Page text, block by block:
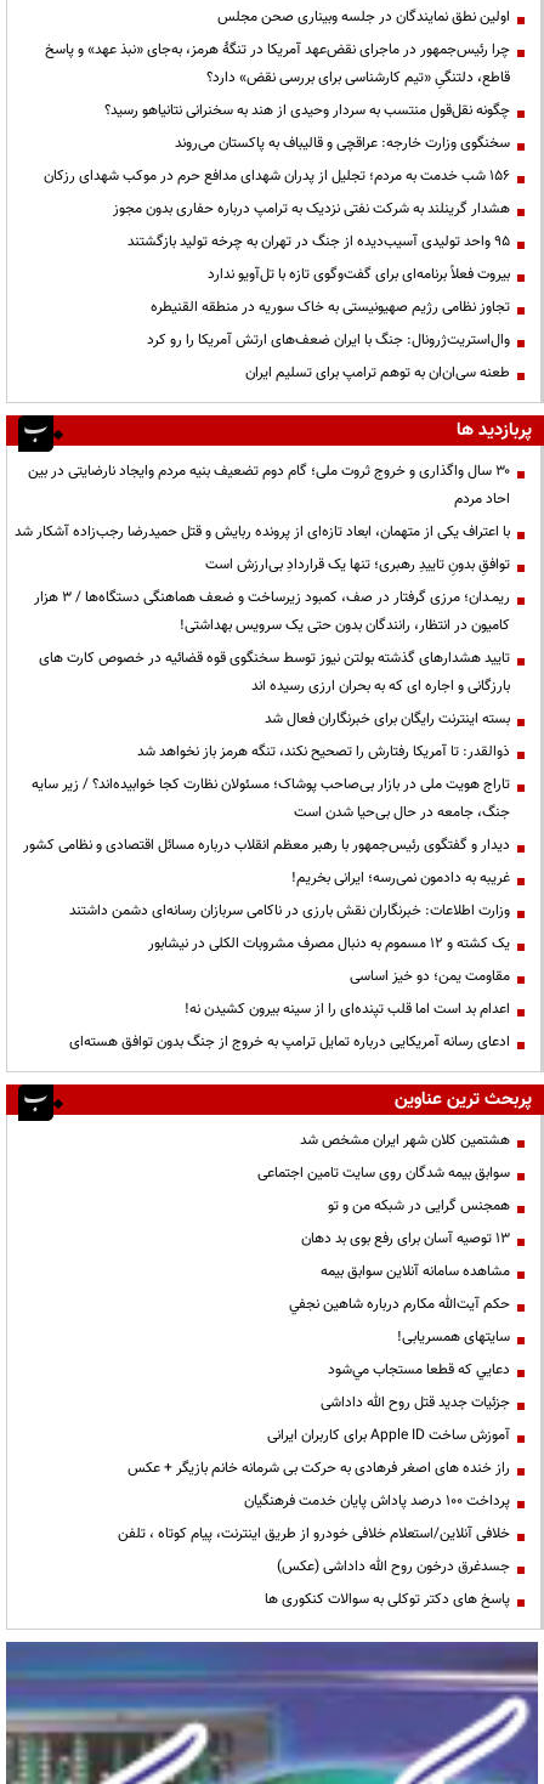
اولین نطق نمایندگان در جلسه وبیناری صحن مجلس
چرا رئیس‌جمهور در ماجرای نقض‌عهد آمریکا در تنگهٔ هرمز، به‌جای «نبذ عهد» و پاسخ
قاطع، دلتنگیِ «تیم کارشناسی برای بررسی نقض» دارد؟
چگونه نقل‌قول منتسب به سردار وحیدی از هند به سخنرانی نتانیاهو رسید؟
سخنگوی وزارت خارجه: عراقچی و قالیباف به پاکستان می‌روند
۱۵۶ شب خدمت به مردم؛ تجلیل از پدران شهدای مدافع حرم در موکب شهدای رزکان
هشدار گرینلند به شرکت نفتی نزدیک به ترامپ درباره حفاری بدون مجوز
95 واحد تولیدی آسیب‌دیده از جنگ در تهران به چرخه تولید بازگشتند
بیروت فعلاً برنامه‌ای برای گفت‌وگوی تازه با تل‌آویو ندارد
تجاوز نظامی رژیم صهیونیستی به خاک سوریه در منطقه القنیطره
وال‌استریت‌ژرونال: جنگ با ایران ضعف‌های ارتش آمریکا را رو کرد
طعنه سی‌ان‌ان به توهم ترامپ برای تسلیم ایران
پربازدید ها
۳۰ سال واگذاری و خروج ثروت ملی؛ گام دوم تضعیف بنیه مردم وایجاد نارضایتی در بین
احاد مردم
با اعتراف یکی از متهمان، ابعاد تازه‌ای از پرونده ربایش و قتل حمیدرضا رجب‌زاده آشکار شد
توافقِ بدونِ تاییدِ رهبری؛ تنها یک قراردادِ بی‌ارزش است
ریمـدان؛ مرزی گرفتار در صف، کمبود زیرساخت و ضعف هماهنگی دستگاه‌ها / ۳ هزار
کامیون در انتظار، رانندگان بدون حتی یک سرویس بهداشتی!
تایید هشدارهای گذشته بولتن نیوز توسط سخنگوی قوه قضائیه در خصوص کارت های
بارزگانی و اجاره ای که به بحران ارزی رسیده اند
بسته اینترنت رایگان برای خبرنگاران فعال شد
ذوالقدر: تا آمریکا رفتارش را تصحیح نکند، تنگه هرمز باز نخواهد شد
تاراج هویت ملی در بازار بی‌صاحب پوشاک؛ مسئولان نظارت کجا خوابیده‌اند؟ / زیر سایه
جنگ، جامعه در حال بی‌حیا شدن است
دیدار و گفتگوی رئیس‌جمهور با رهبر معظم انقلاب درباره مسائل اقتصادی و نظامی کشور
غریبه به دادمون نمی‌رسه؛ ایرانی بخریم!
وزارت اطلاعات: خبرنگاران نقش بارزی در ناکامی سربازان رسانه‌ای دشمن داشتند
یک کشته و ۱۲ مسموم به دنبال مصرف مشروبات الکلی در نیشابور
مقاومت یمن؛ دو خیز اساسی
اعدام بد است اما قلب تپنده‌ای را از سینه بیرون کشیدن نه!
ادعای رسانه آمریکایی درباره تمایل ترامپ به خروج از جنگ بدون توافق هسته‌ای
پربحث ترین عناوین
هشتمین کلان شهر ایران مشخص شد
سوابق بیمه شدگان روی سایت تامین اجتماعی
همجنس گرایی در شبکه من و تو
13 توصیه آسان برای رفع بوی بد دهان
مشاهده سامانه آنلاين سوابق بیمه
حكم آيت‌الله مكارم درباره شاهين نجفي
سایتهای همسریابی!
دعايي كه قطعا مستجاب مي‌شود
جزئیات جدید قتل روح الله داداشی
آموزش ساخت Apple ID برای کاربران ایرانی
راز خنده های اصغر فرهادی به حرکت بی شرمانه خانم بازیگر + عکس
پرداخت ۱۰۰ درصد پاداش پایان خدمت فرهنگیان
خلافی آنلاین/استعلام خلافی خودرو از طریق اینترنت، پیام کوتاه ، تلفن
جسدغرق درخون روح الله داداشی (عکس)
پاسخ های دکتر توکلی به سوالات کنکوری ها